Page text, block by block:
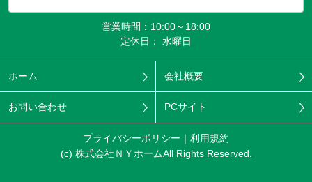
営業時間：10:00～18:00
定休日： 水曜日
ホーム 会社概要
お問い合わせ PCサイト
プライバシーポリシー
利用規約
(c) 株式会社ＮＹホームAll Rights Reserved.